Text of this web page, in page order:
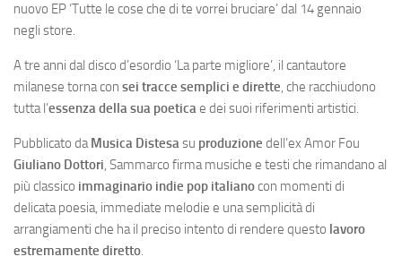
nuovo EP ‘Tutte le cose che di te vorrei bruciare’ dal 14 gennaio
negli store.
A tre anni dal disco d’esordio ‘La parte migliore’, il cantautore
milanese torna con sei tracce semplici e dirette, che racchiudono
tutta l’essenza della sua poeticae dei suoi riferimenti artistici.
Pubblicato daMusica Distesasu produzione dell’ex Amor Fou
Giuliano Dottori, Sammarco firma musiche e testi che rimandano al
più classico immaginario indie pop italianocon momenti di
delicata poesia, immediate melodie e una semplicità di
arrangiamenti che ha il preciso intento di rendere questo lavoro
estremamente diretto.